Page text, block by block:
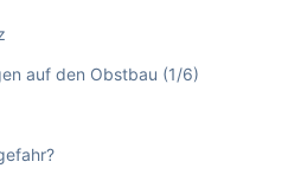
auf den Obstbau (1/6)